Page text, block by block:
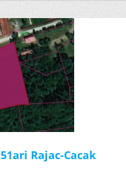
Rajac-Cacak